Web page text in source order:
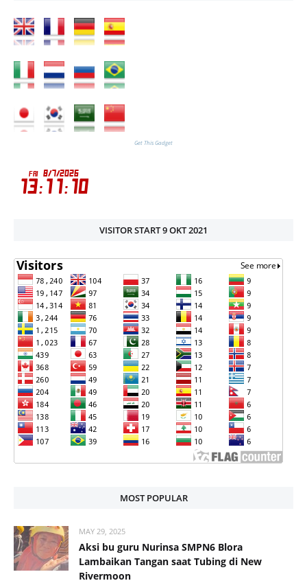
Get This Gadget
VISITOR START 9 OKT 2021
MOST POPULAR
MAY 29, 2025
Aksi bu guru Nurinsa SMPN6 Blora
Lambaikan Tangan saat Tubing di New
Rivermoon